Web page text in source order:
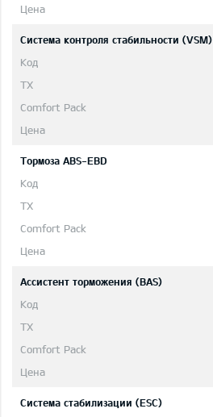
Система контроля стабильности (VSM)
Тормоза ABS-EBD
Ассистент торможения (BAS)
Система стабилизации (ESC)